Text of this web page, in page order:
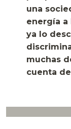
una
energía a
ya lo
muchas
cuenta